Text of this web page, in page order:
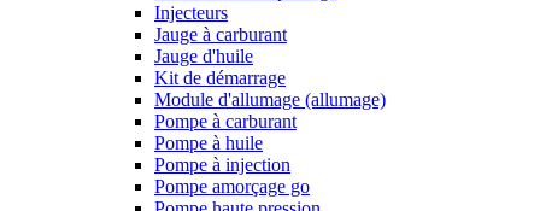
Injecteurs
Jauge à carburant
Jauge d'huile
Kit de démarrage
Module d'allumage (allumage)
Pompe à carburant
Pompe à huile
Pompe à injection
Pompe amorçage go